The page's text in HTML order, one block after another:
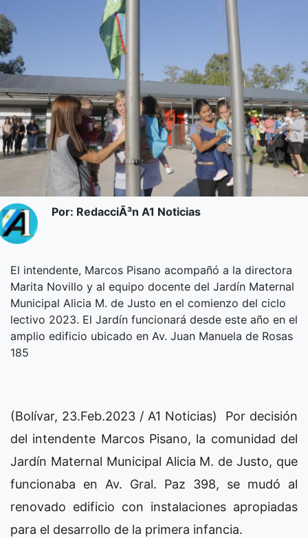
Por: RedacciÃ³n A1 Noticias
El intendente, Marcos Pisano acompañó a la directora
Marita Novillo y al equipo docente del Jardín Maternal
Municipal Alicia M. de Justo en el comienzo del ciclo
lectivo 2023. El Jardín funcionará desde este año en el
amplio edificio ubicado en Av. Juan Manuela de Rosas
185
(Bolívar, 23.Feb.2023 / A1 Noticias) Por decisión
del intendente Marcos Pisano, la comunidad del
Jardín Maternal Municipal Alicia M. de Justo, que
funcionaba en Av. Gral. Paz 398, se mudó al
renovado edificio con instalaciones apropiadas
para el desarrollo de la primera infancia.